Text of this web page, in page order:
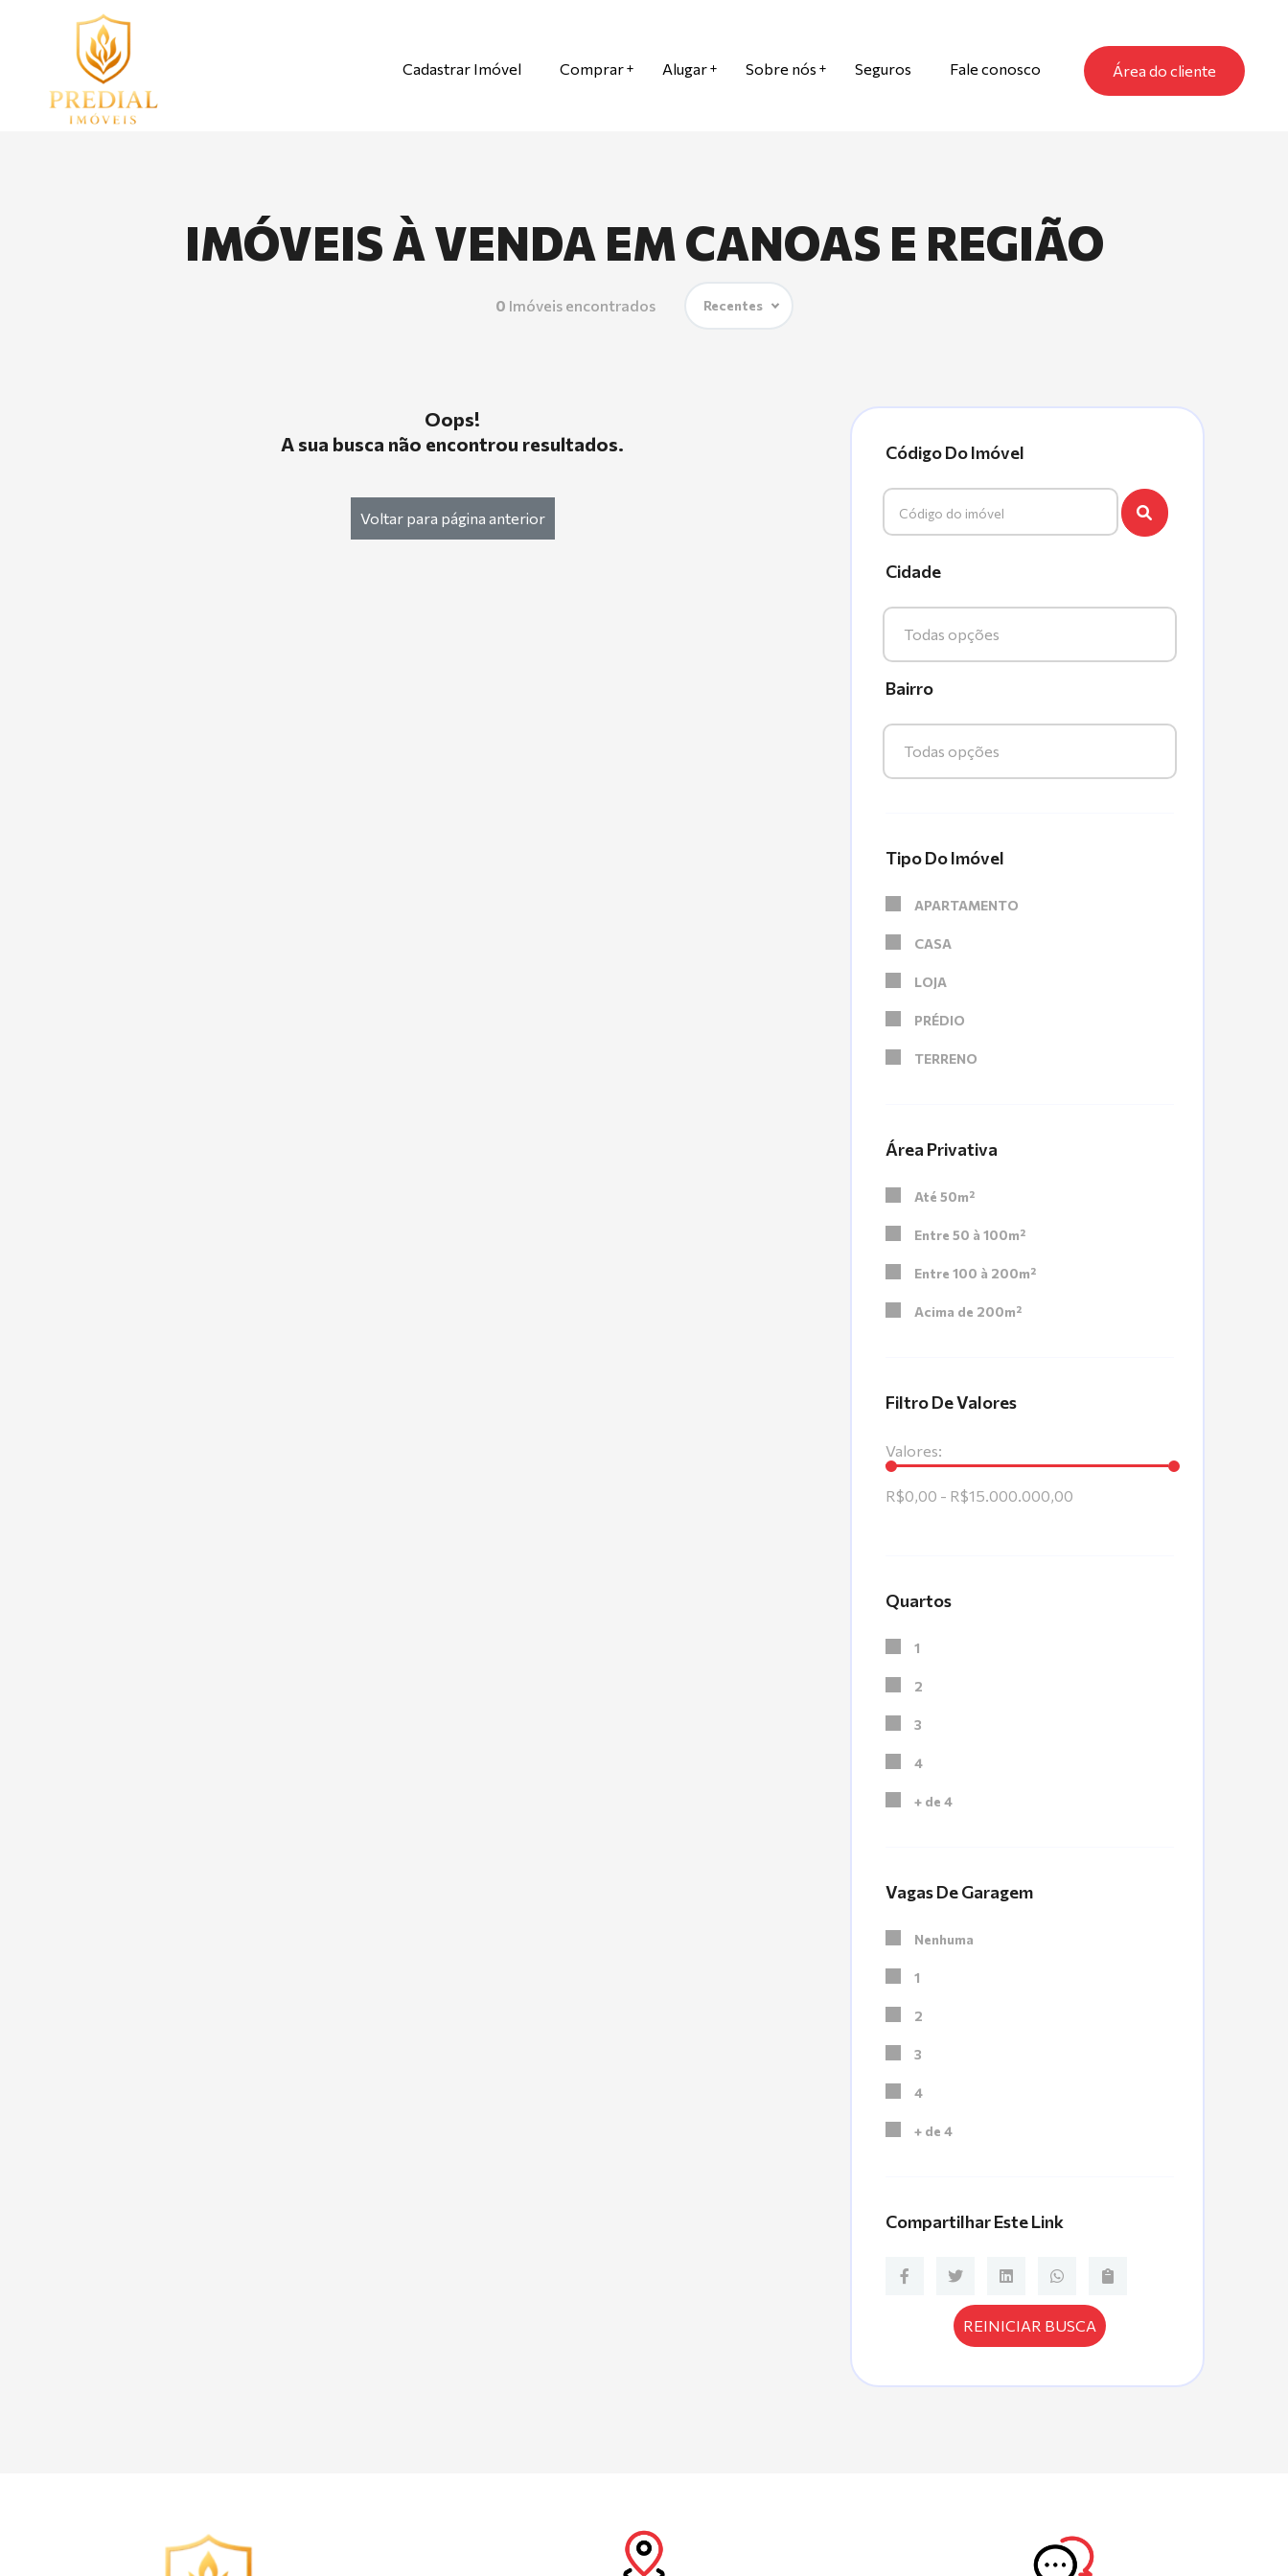
Cadastrar Imóvel Comprar Alugar Sobre nós Seguros Fale conosco Área do cliente
IMÓVEIS À VENDA EM CANOAS E REGIÃO
0 Imóveis encontrados Recentes
Oops!
A sua busca não encontrou resultados.
Voltar para página anterior
Código Do Imóvel
Cidade
Todas opções
Bairro
Todas opções
Tipo Do Imóvel
APARTAMENTO
CASA
LOJA
PRÉDIO
TERRENO
Área Privativa
Até 50m²
Entre 50 à 100m²
Entre 100 à 200m²
Acima de 200m²
Filtro De Valores
Valores:
R$0,00 - R$15.000.000,00
Quartos
1
2
3
4
+ de 4
Vagas De Garagem
Nenhuma
1
2
3
4
+ de 4
Compartilhar Este Link
REINICIAR BUSCA